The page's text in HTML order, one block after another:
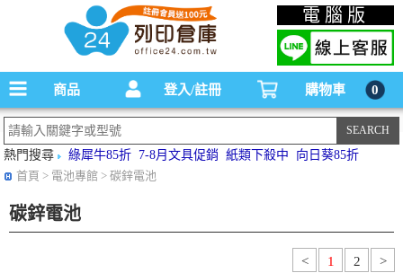
碳粉匣，墨水匣,原廠碳粉匣，副廠碳粉匣，環保碳粉匣,連續供墨印表機-office24列印
倉庫線上購物手機版
電腦版
商品 登入/註冊 購物車 0
熱門搜尋 綠犀牛85折 7-8月文具促銷 紙類下殺中
向日葵85折
首頁 > 電池專館 > 碳鋅電池
碳鋅電池
< 1 2 >